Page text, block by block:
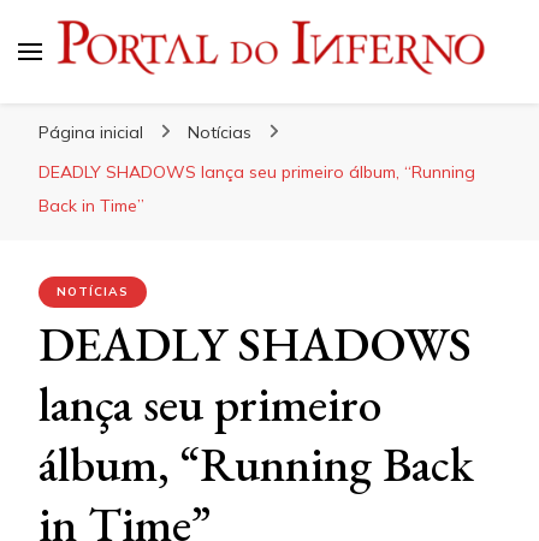
Página inicial
Notícias
DEADLY SHADOWS lança seu primeiro álbum, “Running
Back in Time”
NOTÍCIAS
DEADLY SHADOWS
lança seu primeiro
álbum, “Running Back
in Time”